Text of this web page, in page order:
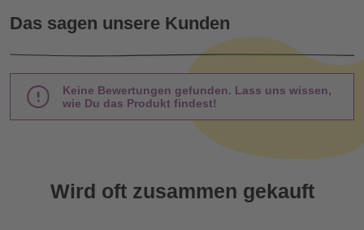
Das sagen unsere Kunden
Keine Bewertungen gefunden. Lass uns wissen,
wie Du das Produkt findest!
Wird oft zusammen gekauft